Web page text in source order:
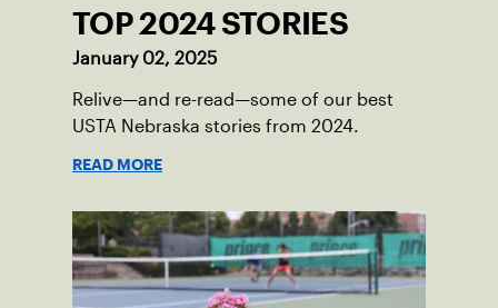
TOP 2024 STORIES
January 02, 2025
Relive—and re-read—some of our best
USTA Nebraska stories from 2024.
READ MORE